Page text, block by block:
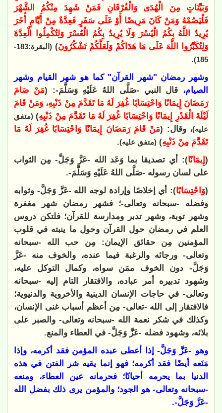
وَبَيِّنَاتٍ مِنَ الْهُدَى وَالْفُرْقَانِ فَمَنْ شَهِدَ مِنْكُمُ الشَّهْرَ
فَلْيَصُمْهُ وَمَنْ كَانَ مَرِيضًا أَوْ عَلَى سَفَرٍ فَعِدَّةٌ مِنْ أَيَّامٍ أُخَرَ
يُرِيدُ اللَّهُ بِكُمُ الْيُسْرَ وَلَا يُرِيدُ بِكُمُ الْعُسْرَ وَلِتُكْمِلُوا الْعِدَّةَ
وَلِتُكَبِّرُوا اللَّهَ عَلَى مَا هَدَاكُمْ وَلَعَلَّكُمْ تَشْكُرُونَ)
(البقرة:183-
185)
.
وشهر رمضان "شهر القرآن" كما هو شهر القيام وشهر
الصيام، قال النبي -صَلَّى اللهُ عَلَيْهِ وَسَلَّمَ-: (مَنْ صَامَ
رَمَضَانَ إِيمَانًا وَاحْتِسَابًا غُفِرَ لَهُ مَا تَقَدَّمَ مِنْ ذَنْبِهِ، وَمَنْ قَامَ
لَيْلَةَ الْقَدْرِ إِيمَانًا وَاحْتِسَابًا غُفِرَ لَهُ مَا تَقَدَّمَ مِنْ ذَنْبِهِ) (متفق
عليه)، وقال: (مَنْ قَامَ رَمَضَانَ إِيمَانًا وَاحْتِسَابًا غُفِرَ لَهُ مَا
تَقَدَّمَ مِنْ ذَنْبِهِ) (متفق عليه).
(إِيمَانًا): أي تصديقا بما وَعَد الله -عَزَّ وَجَلَّ- مِن الثواب
على لسان رسوله -صَلَّى اللهُ عَلَيْهِ وَسَلَّمَ-.
(وَاحْتِسَابًا): أي إخلاصًا وإرادة لوجه الله -عَزَّ وَجَلَّ- وثوابه
وفضله -سبحانه وتعالى-؛ فشهر رمضان شهر مغفرة
وشهر توبة، وشهر تدبر ومدارسة للقرآن؛ فلتكن دروس
العلم في رمضان حول القرآن وحول ما ينبته في قلوب
المؤمنين مِن حقائق الإيمان: مِن حب الله -سبحانه
وتعالى- ورجائه والرغبة فيما عنده، والخوف منه -عَزَّ
وَجَلَّ- دون الخوف ممَن سواه، وكمال التوكل عليه،
وشهود تدبيره أمر عباده، والافتقار التام إليه -سبحانه
وتعالى- في حاجات الإنسان الدينية والأخروية والدنيوية؛
فالافتقار إلى الله -تعالى- مِن أعظم أسباب غنى الإنسان،
وكذلك في شكر نعمة الله -سبحانه وتعالى- والصبر على
بلائه، وشهود فضله -عَزَّ وَجَلَّ- في العطاء والمنع.
وهو -عَزَّ وَجَلَّ- إذا أعطى عبده المؤمن فقد أكرمه، وإذا
مَنَعه أيضًا فقد أكرمه؛ فهو إنما يقيه شر الفتن في هذه
الدنيا بما يحرمه أحيانًا؛ فحرمانه عين العطاء، ومنعه
-سبحانه وتعالى- هو الجود؛ والمؤمن يرى ذلك بفضل الله
-عَزَّ وَجَلَّ-.